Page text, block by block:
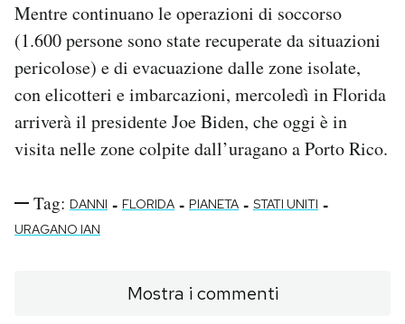
Mentre continuano le operazioni di soccorso
(1.600 persone sono state recuperate da situazioni
pericolose) e di evacuazione dalle zone isolate,
con elicotteri e imbarcazioni, mercoledì in Florida
arriverà il presidente Joe Biden, che oggi è in
visita nelle zone colpite dall’uragano a Porto Rico.
Tag: DANNI - FLORIDA - PIANETA - STATI UNITI -
URAGANO IAN
Mostra i commenti